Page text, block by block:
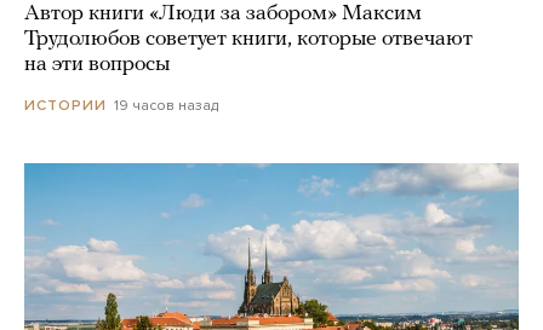
Автор книги «Люди за забором» Максим
Трудолюбов советует книги, которые отвечают
на эти вопросы
ИСТОРИИ 19 часов назад